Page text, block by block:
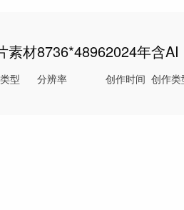
素材
型
8736*4896
分辨率
2024年
创作时间
含AI
创作类